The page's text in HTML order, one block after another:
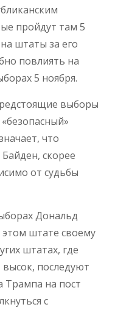
пройдут там 5
штаты за его
повлиять на
5 ноября.
выборы
что
скорее
от судьбы
Дональд
штате своему
штатах, где
последуют
Трампа на пост
с